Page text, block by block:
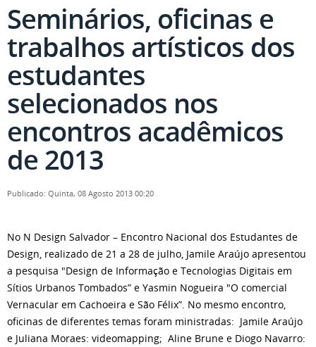
Seminários, oficinas e
trabalhos artísticos dos
estudantes
selecionados nos
encontros acadêmicos
de 2013
Publicado: Quinta, 08 Agosto 2013 00:20
No N Design Salvador – Encontro Nacional dos Estudantes de
Design, realizado de 21 a 28 de julho, Jamile Araújo apresentou
a pesquisa "Design de Informação e Tecnologias Digitais em
Sítios Urbanos Tombados” e Yasmin Nogueira "O comercial
Vernacular em Cachoeira e São Félix”. No mesmo encontro,
oficinas de diferentes temas foram ministradas: Jamile Araújo
e Juliana Moraes: videomapping; Aline Brune e Diogo Navarro: